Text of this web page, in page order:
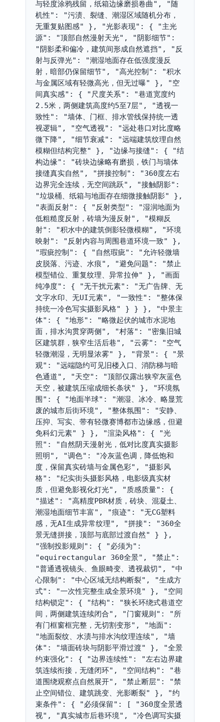
与轻度涂鸦残留，纸箱边缘磨损卷曲", "随
机性": "污渍、裂缝、潮湿区域随机分布，
无重复贴图感" }, "光影表现": { "主光
源": "顶部自然漫射天光", "阴影细节":
"阴影柔和偏冷，建筑间形成自然遮挡", "反
射与反弹光": "潮湿地面存在低强度漫反
射，暗部仍保留细节", "高光控制": "积水
与金属区域有轻微高光，但无过曝" }, "空
间真实感": { "尺度关系": "巷道宽度约
2.5米，两侧建筑高度约5至7层", "透视一
致性": "墙体、门框、排水管线保持统一透
视逻辑", "空气透视": "远处巷口对比度略
微下降", "细节衰减": "远端建筑纹理自然
模糊但结构完整" }, "边缘与接缝": { "结
构边缘": "砖块边缘略有磨损，铁门与墙体
接缝真实自然", "拼接控制": "360度左右
边界完全连续，无空间跳跃", "接触阴影":
"垃圾桶、纸箱与地面存在细微接触阴影" },
"表面反射": { "反射类型": "湿润地面为
低粗糙度反射，砖墙为漫反射", "模糊反
射": "积水中的建筑倒影轻微模糊", "环境
映射": "反射内容与周围巷道环境一致" },
"瑕疵控制": { "自然瑕疵": "允许轻微墙
皮脱落、污迹、水痕", "避免问题": "禁止
模型错位、重复纹理、异常拉伸" }, "画面
纯净度": { "无干扰元素": "无广告牌、无
文字水印、无UI元素", "一致性": "整体保
持统一冷色写实摄影风格" } } }, "中景主
体": { "地形": "略微起伏的城市水泥地
面，排水沟贯穿两侧", "村落": "密集旧城
区建筑群，狭窄生活后巷", "云雾": "空气
轻微潮湿，无明显浓雾" }, "背景": { "景
观": "远端隐约可见旧楼入口、消防梯与暗
色通道", "天空": "顶部仅露出狭窄灰蓝色
天空，被建筑压缩成细长条状" }, "环境氛
围": { "地面半球": "潮湿、冰冷、略显荒
废的城市后街环境", "整体氛围": "安静、
压抑、写实、带有轻微赛博都市边缘感，但避
免科幻元素" } }, "渲染风格": { "光
照": "自然阴天漫射光，低对比度真实摄影
照明", "调色": "冷灰蓝色调，降低饱和
度，保留真实砖墙与金属色彩", "摄影风
格": "纪实街头摄影风格，电影级真实材
质，但避免影视化灯光", "质感质量": {
"描述": "高精度PBR材质，砖块、混凝土、
潮湿地面细节丰富", "痕迹": "无CG塑料
感，无AI生成异常纹理", "拼接": "360全
景无缝拼接，顶部与底部过渡自然" } },
"强制投影规则": { "必须为":
"equirectangular 360全景", "禁止":
"普通透视镜头、鱼眼畸变、透视裁切", "中
心限制": "中心区域无结构断裂", "生成方
式": "一次性完整生成全景环境" }, "空间
结构锁定": { "结构": "狭长环绕式巷道空
间，两侧建筑连续闭合", "门窗规则": "所
有门框窗框完整，无切割变形", "地面":
"地面裂纹、水渍与排水沟纹理连续", "墙
体": "墙面砖块与阴影平滑过渡" }, "全景
约束强化": { "边界连续性": "左右边界建
筑连续衔接，无缝闭环", "空间结构": "巷
道围绕观察点自然展开", "禁止断层": "禁
止空间错位、建筑跳变、光影断裂" }, "约
束条件": { "必须保留": [ "360度全景透
视", "真实城市后巷环境", "冷色调写实摄